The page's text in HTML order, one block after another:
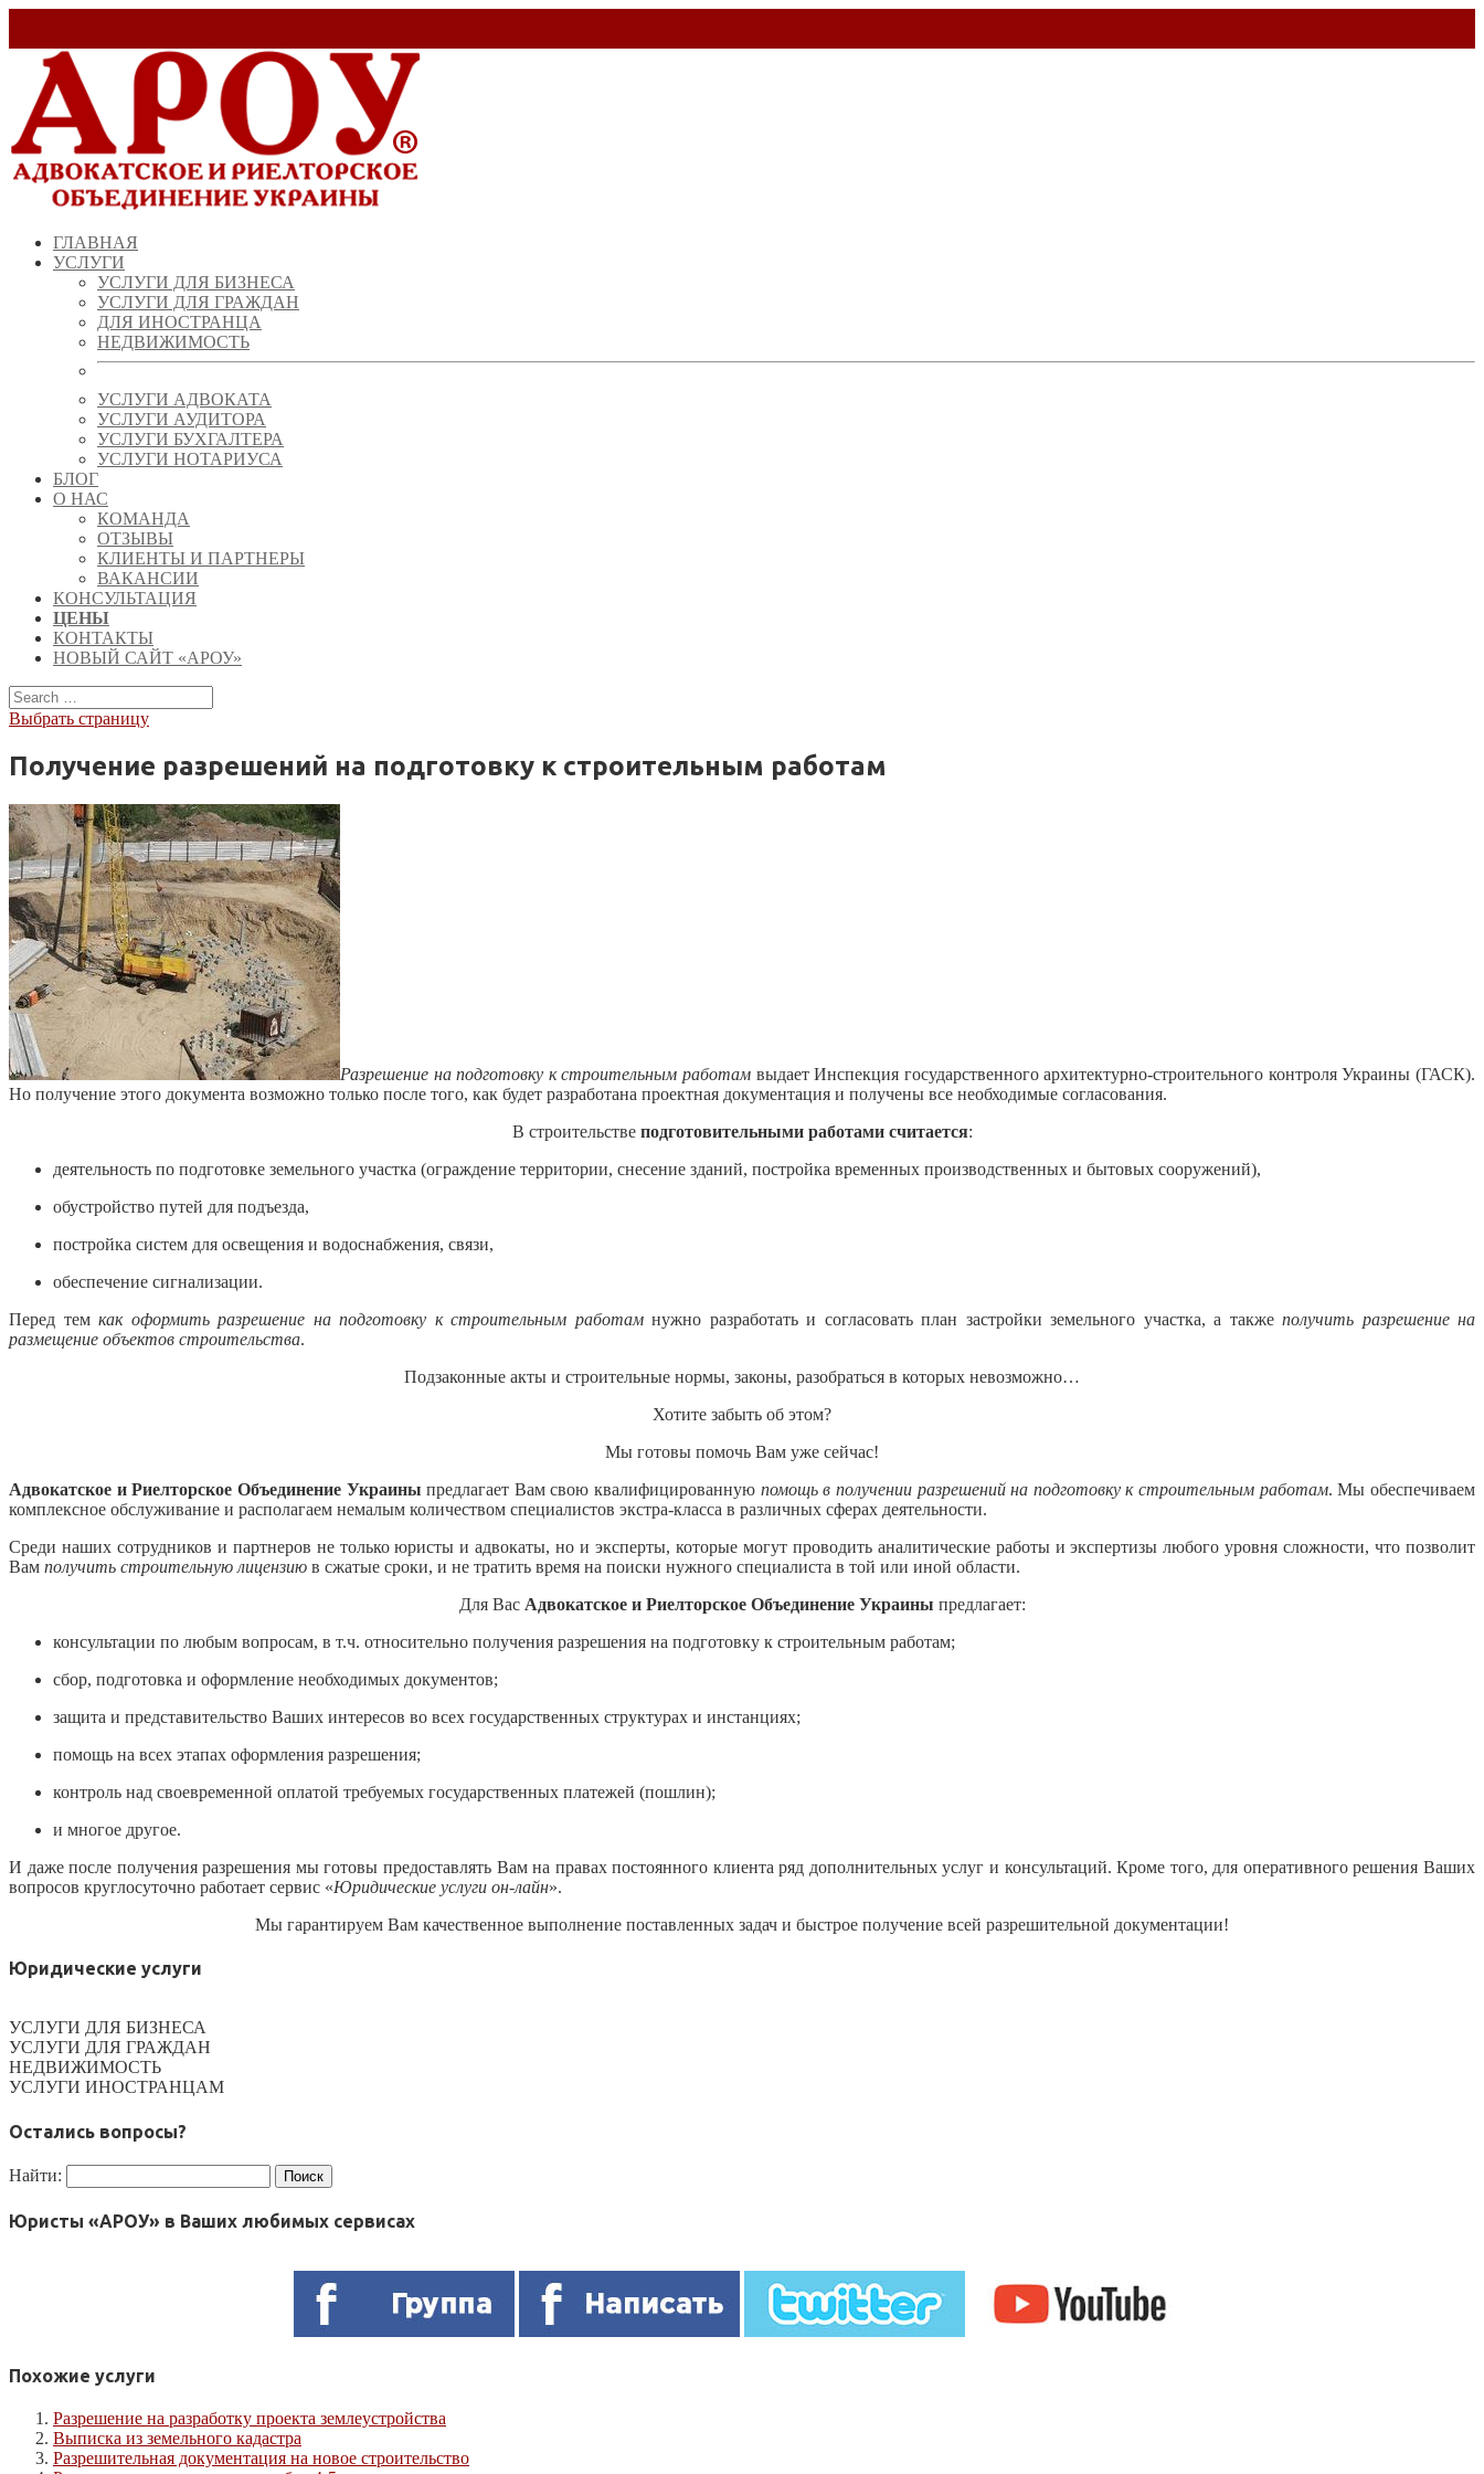
ГЛАВНАЯ
УСЛУГИ
УСЛУГИ ДЛЯ БИЗНЕСА
УСЛУГИ ДЛЯ ГРАЖДАН
ДЛЯ ИНОСТРАНЦА
НЕДВИЖИМОСТЬ
УСЛУГИ АДВОКАТА
УСЛУГИ АУДИТОРА
УСЛУГИ БУХГАЛТЕРА
УСЛУГИ НОТАРИУСА
БЛОГ
О НАС
КОМАНДА
ОТЗЫВЫ
КЛИЕНТЫ И ПАРТНЕРЫ
ВАКАНСИИ
КОНСУЛЬТАЦИЯ
ЦЕНЫ
КОНТАКТЫ
НОВЫЙ САЙТ «АРОУ»
Выбрать страницу
Получение разрешений на подготовку к строительным работам
Разрешение на подготовку к строительным работамвыдает Инспекция государственного архитектурно-строительного контроля Украины (ГАСК).
Но получение этого документа возможно только после того, как будет разработана проектная документация и получены все необходимые согласования.
В строительстве подготовительными работами считается:
деятельность по подготовке земельного участка (ограждение территории, снесение зданий, постройка временных производственных и бытовых сооружений),
обустройство путей для подъезда,
постройка систем для освещения и водоснабжения, связи,
обеспечение сигнализации.
Перед тем как оформить разрешение на подготовку к строительным работамнужно разработать и согласовать план застройки земельного участка, а также получить разрешение на
размещение объектов строительства.
Подзаконные акты и строительные нормы, законы, разобраться в которых невозможно…
Хотите забыть об этом?
Мы готовы помочь Вам уже сейчас!
Адвокатское и Риелторское Объединение Украины предлагает Вам свою квалифицированную помощь в получении разрешений на подготовку к строительным работам. Мы обеспечиваем
комплексное обслуживание и располагаем немалым количеством специалистов экстра-класса в различных сферах деятельности.
Среди наших сотрудников и партнеров не только юристы и адвокаты, но и эксперты, которые могут проводить аналитические работы и экспертизы любого уровня сложности, что позволит
Вам получить строительную лицензию в сжатые сроки, и не тратить время на поиски нужного специалиста в той или иной области.
Для Вас Адвокатское и Риелторское Объединение Украины предлагает:
консультации по любым вопросам, в т.ч. относительно получения разрешения на подготовку к строительным работам;
сбор, подготовка и оформление необходимых документов;
защита и представительство Ваших интересов во всех государственных структурах и инстанциях;
помощь на всех этапах оформления разрешения;
контроль над своевременной оплатой требуемых государственных платежей (пошлин);
и многое другое.
И даже после получения разрешения мы готовы предоставлять Вам на правах постоянного клиента ряд дополнительных услуг и консультаций. Кроме того, для оперативного решения Ваших
вопросов круглосуточно работает сервис «Юридические услуги он-лайн».
Мы гарантируем Вам качественное выполнение поставленных задач и быстрое получение всей разрешительной документации!
Юридические услуги
УСЛУГИ ДЛЯ БИЗНЕСА
УСЛУГИ ДЛЯ ГРАЖДАН
НЕДВИЖИМОСТЬ
УСЛУГИ ИНОСТРАНЦАМ
Остались вопросы?
Найти:
Юристы «АРОУ» в Ваших любимых сервисах
Похожие услуги
Разрешение на разработку проекта землеустройства
Выписка из земельного кадастра
Разрешительная документация на новое строительство